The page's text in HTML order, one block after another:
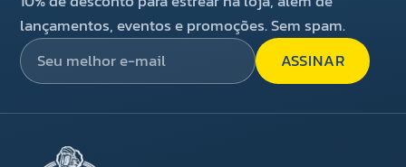
lançamentos, eventos e promoções. Sem spam.
ASSINAR